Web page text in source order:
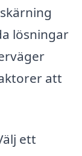
lösningar
att
ett